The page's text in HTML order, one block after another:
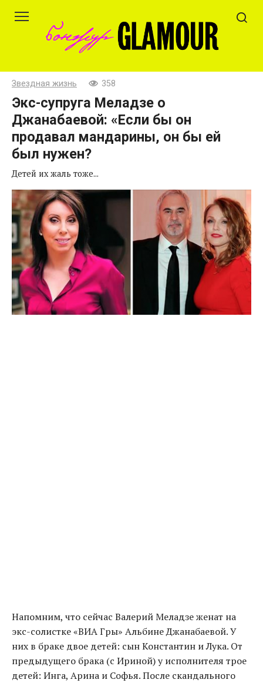
Звездная жизнь 358
Экс-супруга Меладзе о
Джанабаевой: «Если бы он
продавал мандарины, он бы ей
был нужен?
Детей их жаль тоже...
Напомним, что сейчас Валерий Меладзе женат на
экс-солистке «ВИА Гры» Альбине Джанабаевой. У
них в браке двое детей: сын Константин и Лука. От
предыдущего брака (с Ириной) у исполнителя трое
детей: Инга, Арина и Софья. После скандального